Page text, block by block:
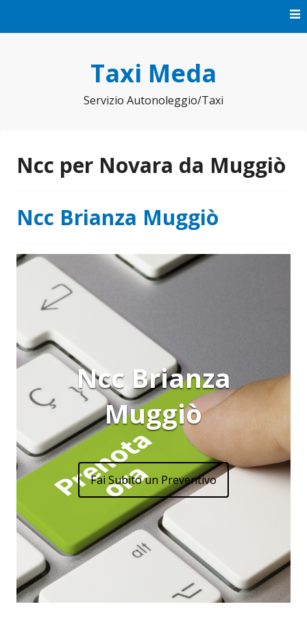
Taxi Meda
Servizio Autonoleggio/Taxi
Ncc per Novara da Muggiò
Ncc Brianza Muggiò
Ncc Brianza
Muggiò
Fai Subito un Preventivo